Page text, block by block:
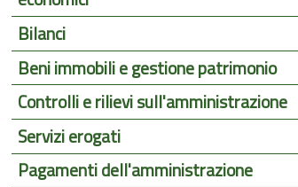
Bilanci
Beni immobili e gestione patrimonio
Controlli e rilievi sull'amministrazione
Servizi erogati
Pagamenti dell'amministrazione